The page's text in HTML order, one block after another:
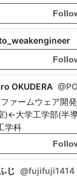
OKUDERA @
ファームウェア開
)←大学工学部(半
学科
じ @fujifuji1414